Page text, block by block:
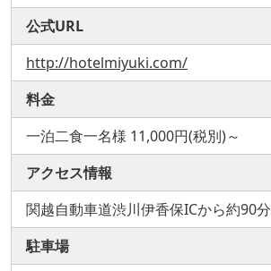
公式URL
http://hotelmiyuki.com/
料金
一泊二食一名様 11,000円(税別)～
アクセス情報
関越自動車道渋川伊香保ICから約90分
駐車場